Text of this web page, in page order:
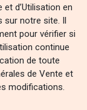
d’Utilisation en
sur notre site. Il
pour vérifier si
continue
de toute
de Vente et
modifications.